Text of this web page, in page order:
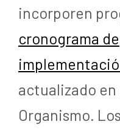
incorporen
cronograma de
actualizado
Organismo.